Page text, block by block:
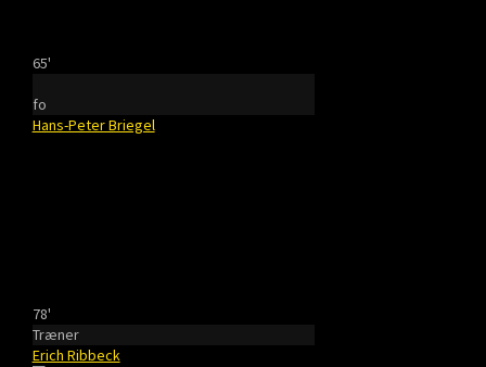
65'
fo
Hans-Peter Briegel
78'
Træner
Erich Ribbeck